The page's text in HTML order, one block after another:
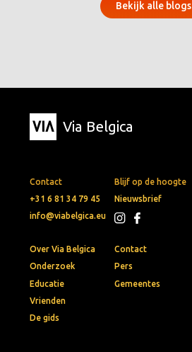
Bekijk alle blogs
Via Belgica
Contact
+31 6 81 34 79 45
info@viabelgica.eu
Blijf op de hoogte
Nieuwsbrief
Over Via Belgica
Onderzoek
Educatie
Vrienden
De gids
Contact
Pers
Gemeentes